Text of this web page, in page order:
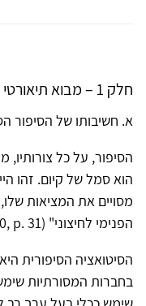
חלק 1 – מבוא תיאורטי
א. חשיבותו של הסיפור
הסיפור, על כל צורותיו,
הוא סמל של קיום. זהו
מסויים את המציאות
הפנימי לחיצוני" (Gersie, 1990, p. 31).
הסיטואציה הסיפורית
בחברות המסורתיות